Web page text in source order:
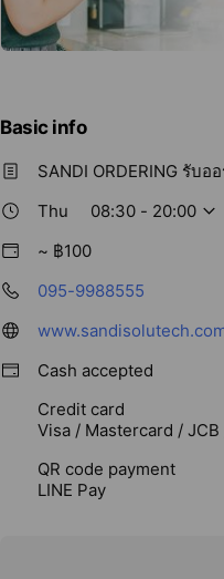
Basic info
SANDI ORDERING รับอ
Thu
08:30 - 20:00
~ ฿100
095-9988555
Cash accepted
Credit card
Visa / Mastercard /
QR code payment
LINE Pay